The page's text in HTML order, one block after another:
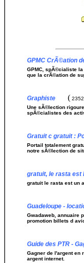
GPMC CrÃ©ation
GPMC, spÃ©cialiste
que la crÃ©ation de
Graphiste (
Une sÃ©lection
spÃ©cialistes des
Gratuit c gratuit :
Portail totalement
notre sÃ©lection de
gratuit, le rasta est
gratuit le rasta est un
Guadeloupe -
Gwadaweb, annuaire
promotion billets d
Guide des PTR -
Gagner de l'argent en
argent internet.